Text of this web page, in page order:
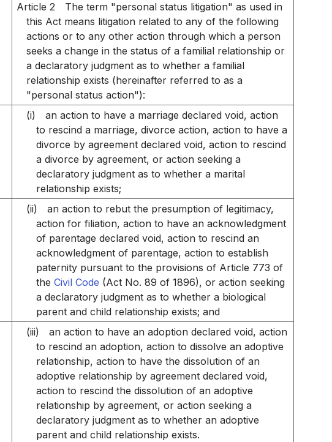
Article 2
The term "personal status litigation" as used in
this Act means litigation related to any of the following
actions or to any other action through which a person
seeks a change in the status of a familial relationship or
a declaratory judgment as to whether a familial
relationship exists (hereinafter referred to as a
"personal status action"):
(i)
an action to have a marriage declared void, action
to rescind a marriage, divorce action, action to have a
divorce by agreement declared void, action to rescind
a divorce by agreement, or action seeking a
declaratory judgment as to whether a marital
relationship exists;
(ii)
an action to rebut the presumption of legitimacy,
action for filiation, action to have an acknowledgment
of parentage declared void, action to rescind an
acknowledgment of parentage, action to establish
paternity pursuant to the provisions of Article 773 of
theCivil Code (Act No. 89 of 1896), or action seeking
a declaratory judgment as to whether a biological
parent and child relationship exists; and
(iii)
an action to have an adoption declared void, action
to rescind an adoption, action to dissolve an adoptive
relationship, action to have the dissolution of an
adoptive relationship by agreement declared void,
action to rescind the dissolution of an adoptive
relationship by agreement, or action seeking a
declaratory judgment as to whether an adoptive
parent and child relationship exists.